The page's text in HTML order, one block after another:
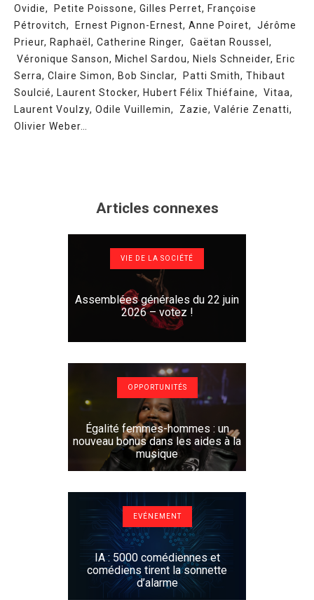
Ovidie, Petite Poissone, Gilles Perret, Françoise
Pétrovitch, Ernest Pignon-Ernest, Anne Poiret, Jérôme
Prieur, Raphaël, Catherine Ringer, Gaëtan Roussel,
Véronique Sanson, Michel Sardou, Niels Schneider, Eric
Serra, Claire Simon, Bob Sinclar, Patti Smith, Thibaut
Soulcié, Laurent Stocker, Hubert Félix Thiéfaine, Vitaa,
Laurent Voulzy, Odile Vuillemin, Zazie, Valérie Zenatti,
Olivier Weber…
Articles connexes
VIE DE LA SOCIÉTÉ
Assemblées générales du 22 juin
2026 – votez !
OPPORTUNITÉS
Égalité femmes-hommes : un
nouveau bonus dans les aides à la
musique
EVÉNEMENT
IA : 5000 comédiennes et
comédiens tirent la sonnette
d’alarme